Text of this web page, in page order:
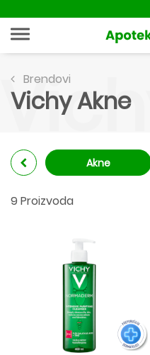
Brendovi
Vichy Akne
Akne
9 Proizvoda